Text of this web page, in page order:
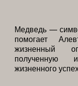
Медведь —
помогает
жизненный
полученную
жизненного